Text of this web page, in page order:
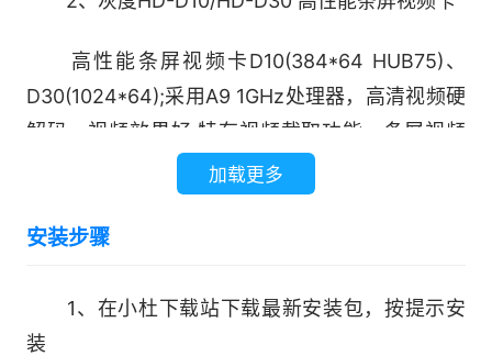
高性能条屏视频卡D10(384*64 HUB75)、
D30(1024*64);采用A9 1GHz处理器，高清视频硬
解码，视频效果好;特有视频截取功能，条屏视频
不变形;存储内容4小时以上。门头全彩和车载屏专
用适合于门头全彩屏、出租车顶屏和公交广告屏等
条形屏场合做效果最好的条屏全彩卡专注视频、动
码条屏卡，视频效果好;相比用同步接收卡做录制
存储的“伪双模卡”
加载更多
安装步骤
1、在小杜下载站下载最新安装包，按提示安
装